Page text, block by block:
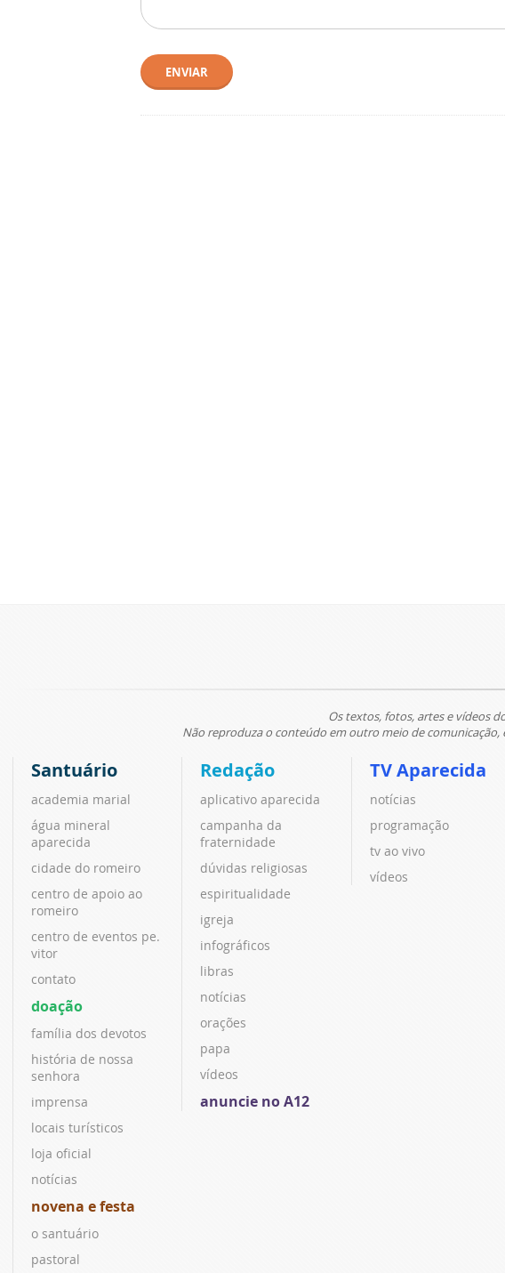
ENVIAR
Os textos, fotos, artes e vídeos
Não reproduza o conteúdo em outro meio de
Santuário
academia marial
água mineral
aparecida
cidade do romeiro
centro de apoio ao
romeiro
centro de eventos pe.
vitor
contato
doação
família dos devotos
história de nossa
senhora
imprensa
locais turísticos
loja oficial
notícias
novena e festa
o santuário
pastoral
Redação
aplicativo aparecida
campanha da
fraternidade
dúvidas religiosas
espiritualidade
igreja
infográficos
libras
notícias
orações
papa
vídeos
anuncie no A12
TV Aparecida
notícias
programação
tv ao vivo
vídeos